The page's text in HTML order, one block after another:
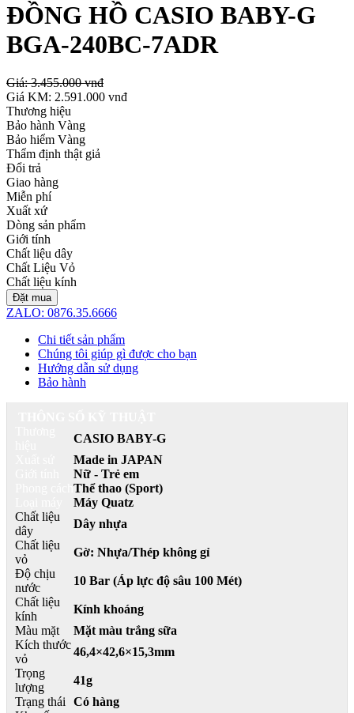
ĐỒNG HỒ CASIO BABY-G
BGA-240BC-7ADR
Giá:3.455.000 vnđ
Giá KM: 2.591.000 vnđ
Thương hiệu
Bảo hành Vàng
Bảo hiểm Vàng
Thẩm định thật giả
Đổi trả
Giao hàng
Miễn phí
Xuất xứ
Dòng sản phẩm
Giới tính
Chất liệu dây
Chất Liệu Vỏ
Chất liệu kính
Đặt mua
ZALO: 0876.35.6666
Chi tiết sản phẩm
Chúng tôi giúp gì được cho bạn
Hướng dẫn sử dụng
Bảo hành
CASIO BABY-G
Made in JAPAN
Nữ - Trẻ em
Thể thao (Sport)
Máy Quatz
Chất liệu
dây
Dây nhựa
Chất liệu
vỏ
Gờ: Nhựa/Thép không gỉ
Độ chịu
nước
10 Bar (Áp lực độ sâu 100 Mét)
Chất liệu
kính
Kính khoáng
Màu mặt
Mặt màu trắng sữa
Kích thước
vỏ
46,4×42,6×15,3mm
Trọng
lượng
41g
Trạng thái Có hàng